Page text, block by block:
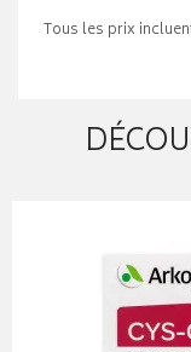
Tous les prix